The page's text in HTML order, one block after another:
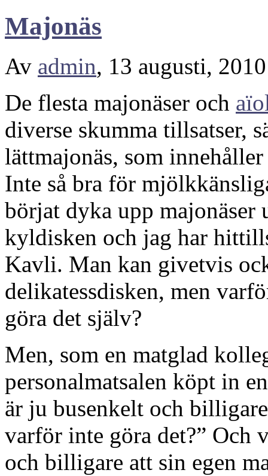
Majonäs
Av admin, 13 augusti,
De flesta majonäser och
diverse skumma tillsatser,
lättmajonäs, som
Inte så bra för
börjat dyka upp majonäser
kyldisken och jag har
Kavli. Man kan givetvis
delikatessdisken, men
göra det själv?
Men, som en matglad
personalmatsalen köpt in
är ju busenkelt och
varför inte göra det?” Och
och billigare att sin egen